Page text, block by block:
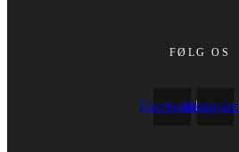
FØLG OS
FacebookInstagram